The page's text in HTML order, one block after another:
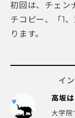
初回は、チェン
チコピー、「1
ります。
イ
高坂
大学院